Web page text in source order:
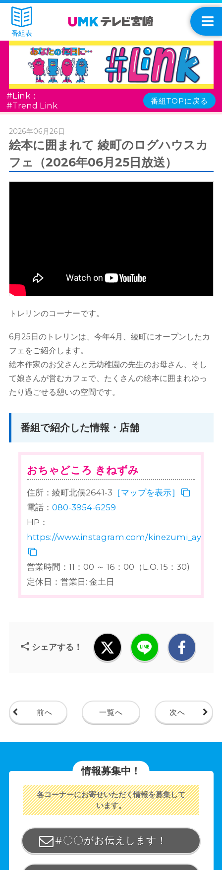
番組表
#Link：
#Trend Link
番組TOPに戻る
2026年06月26日
絵本に囲まれて 綾町のログハウスカ
フェ（2026年06月25日放送）
トレリンのコーナーです。
6月25日のトレリンは、今年4月、綾町にオープンしたカ
フェをご紹介します。
絵本作家のお父さんと元幼稚園の先生のお母さん、そし
て娘さんが営むカフェで、たくさんの絵本に囲まれゆっ
たり過ごせる憩いの空間です。
番組で紹介した情報・店舗
おちゃどころ きねずみ
住所：綾町北俣2641-3 ［マップを表示］
電話：080-3954-6259
HP：
https://www.instagram.com/kinezumi_aya/
営業時間：11：00 ～ 16：00（L.O. 15：30)
定休日：営業日: 金土日
シェアする！
前へ 一覧へ 次へ
情報募集中！
各コーナーにお寄せいただく情報を募集して
います。
#〇〇がお伝えします！